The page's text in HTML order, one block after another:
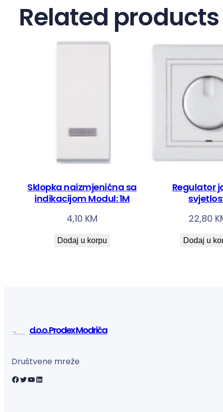
Related products
Sklopka naizmjenična sa
indikacijom Modul: 1M
4,10 KM
Dodaj u korpu
Regulator
22,80
Dodaj u
d.o.o. Prodex Modriča
Društvene mreže
Facebook Twitter YouTube LinkedIn